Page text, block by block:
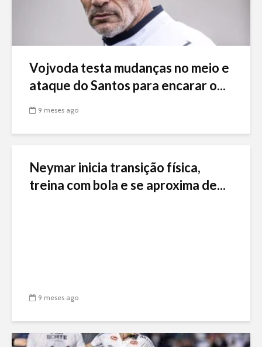
Vojvoda testa mudanças no meio e
ataque do Santos para encarar o...
9 meses ago
Neymar inicia transição física,
treina com bola e se aproxima de...
9 meses ago